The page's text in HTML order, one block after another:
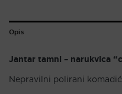
Opis
Jantar tamni – narukvica
Nepravilni polirani